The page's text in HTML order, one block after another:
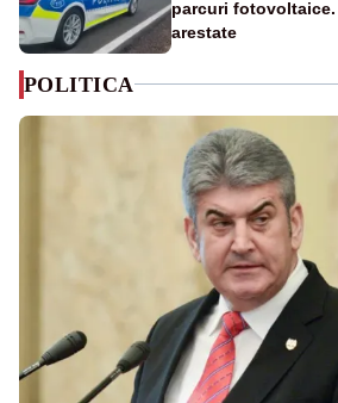
parcuri fotovoltaice.
arestate
POLITICA